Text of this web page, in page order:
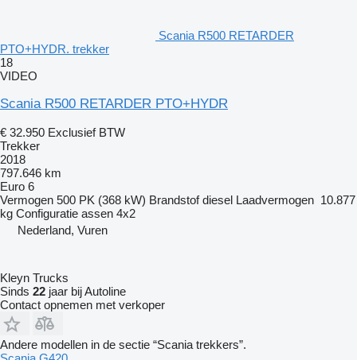
Scania R500 RETARDER
PTO+HYDR. trekker
18
VIDEO
Scania R500 RETARDER PTO+HYDR
€ 32.950 Exclusief BTW
Trekker
2018
797.646 km
Euro 6
Vermogen 500 PK (368 kW) Brandstof diesel Laadvermogen 10.877
kg Configuratie assen 4x2
Nederland, Vuren
Kleyn Trucks
Sinds 22 jaar bij Autoline
Contact opnemen met verkoper
Andere modellen in de sectie “Scania trekkers”.